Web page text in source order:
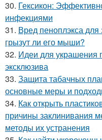
30. Гексикон:
инфекциями
31. Вред пеноплэкса
грызут ли его мыши?
32. Идеи для украшения
эксклюзива
33. Защита табачных
основные меры и
34. Как открыть
причины заклинивания
методы их устранения